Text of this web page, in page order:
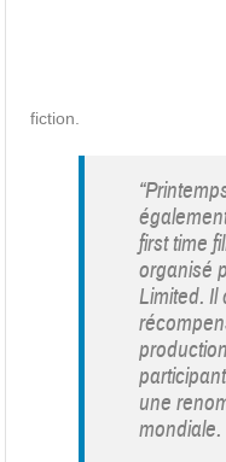
fiction.
first time
organisé
Limited. Il
une
mondiale.